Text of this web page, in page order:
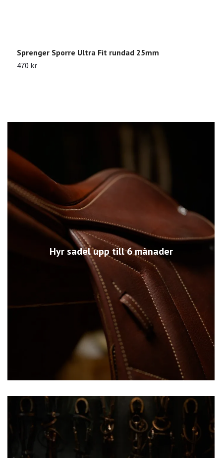
Hyr sadel upp till 6 månader
Sprenger Sporre Ultra Fit rundad 25mm
470 kr